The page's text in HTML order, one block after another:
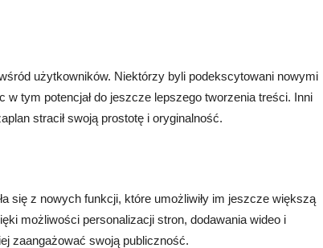
użytkowników. Niektórzy byli podekscytowani nowymi
tym potencjał do jeszcze lepszego tworzenia treści. Inni
stracił swoją prostotę i oryginalność.
się z nowych funkcji, które umożliwiły im jeszcze większą
możliwości personalizacji stron, dodawania wideo i
zaangażować swoją publiczność.